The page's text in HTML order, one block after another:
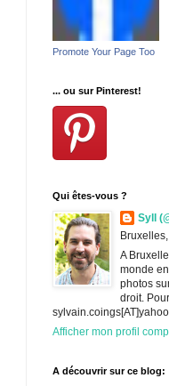
Promote Your Page Too
... ou sur Pinterest!
Qui êtes-vous ?
Syll
A
monde
photos
droit.
Afficher mon profil
A découvrir sur ce blog: